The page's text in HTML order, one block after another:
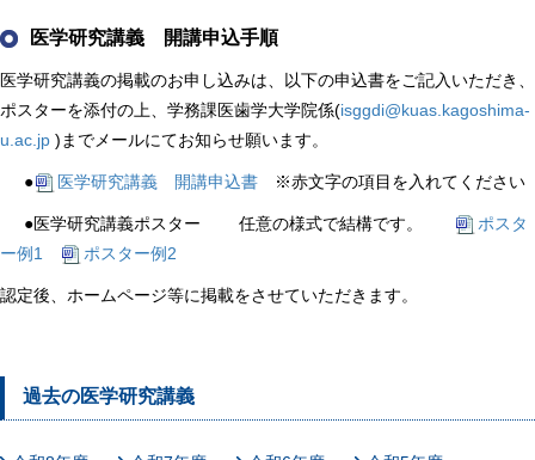
医学研究講義 開講申込手順
医学研究講義の掲載のお申し込みは、以下の申込書をご記入いただき、
ポスターを添付の上、学務課医歯学大学院係(isggdi@kuas.kagoshima-
u.ac.jp )までメールにてお知らせ願います。
● 医学研究講義 開講申込書 ※赤文字の項目を入れてください
●医学研究講義ポスター 任意の様式で結構です。
ポスタ
ー例1
ポスター例2
認定後、ホームページ等に掲載をさせていただきます。
過去の医学研究講義